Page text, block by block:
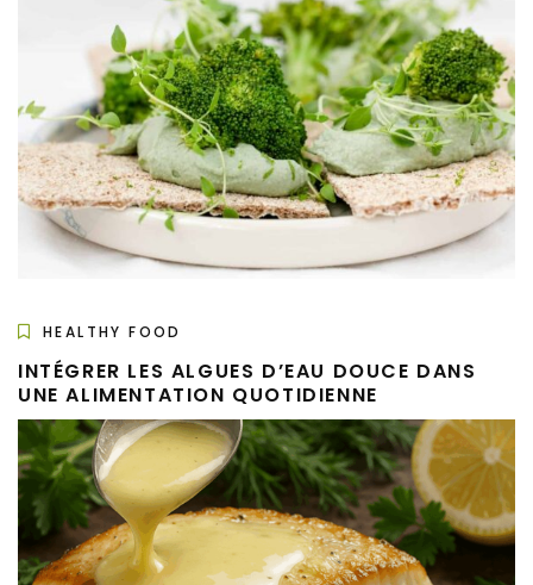
HEALTHY FOOD
INTÉGRER LES ALGUES D’EAU DOUCE DANS
UNE ALIMENTATION QUOTIDIENNE